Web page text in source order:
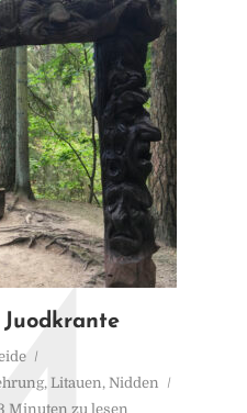
, Litauen, Nidden
Minuten zu lesen